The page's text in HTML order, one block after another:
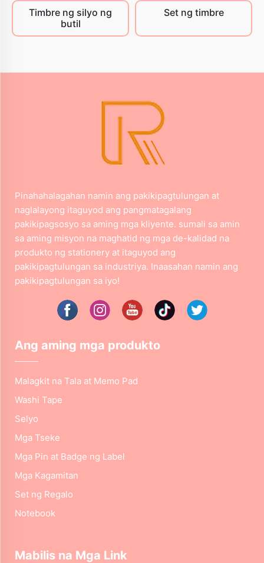
Timbre ng silyo ng
butil
Set ng timbre
Pinahahalagahan namin ang pakikipagtulungan at
naglalayong itaguyod ang pangmatagalang
pakikipagsosyo sa aming mga kliyente. sumali sa amin
sa aming misyon na maghatid ng mga de-kalidad na
produkto ng stationery at itaguyod ang
pakikipagtulungan sa industriya. Inaasahan namin ang
pakikipagtulungan sa iyo!
Ang aming mga produkto
Malagkit na Tala at Memo Pad
Washi Tape
Selyo
Mga Tseke
Mga Pin at Badge ng Label
Mga Kagamitan
Set ng Regalo
Notebook
Mabilis na Mga Link